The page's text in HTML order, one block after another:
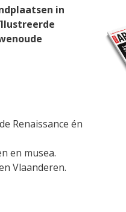
in
Renaissance én
en musea.
Vlaanderen.